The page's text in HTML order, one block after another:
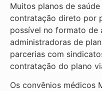
Muitos planos de
contratação direto por
possível no formato de
administradoras de
parcerias com
contratação do plano
Os convênios médicos